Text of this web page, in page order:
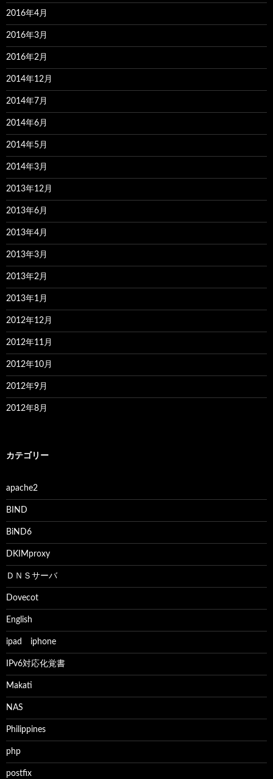
2016年4月
2016年3月
2016年2月
2014年12月
2014年7月
2014年6月
2014年5月
2014年3月
2013年12月
2013年6月
2013年4月
2013年3月
2013年2月
2013年1月
2012年12月
2012年11月
2012年10月
2012年9月
2012年8月
カテゴリー
apache2
BIND
BiND6
DKIMproxy
ＤＮＳサーバ
Dovecot
English
ipad iphone
IPv6対応化覚書
Makati
NAS
Philippines
php
postfix